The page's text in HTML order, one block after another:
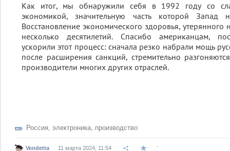
Как итог, мы обнаружили себя в 1992 году со
экономикой, значительную часть которой Запад
Восстановление экономического здоровья,
несколько десятилетий. Спасибо американцам,
ускорили этот процесс: сначала резко набрали мощь
после расширения санкций, стремительно
производители многих других отраслей.
Россия, электроника, производство
Vendetta 11 марта 2024, 11:54